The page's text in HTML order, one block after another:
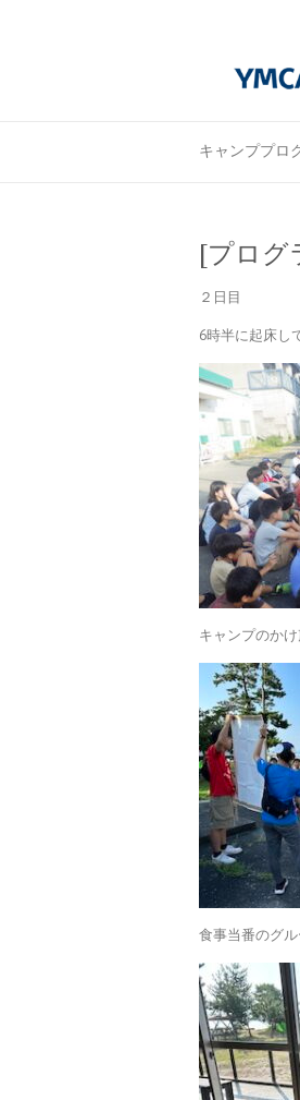
キャンププロ
[プログ
２日目
6時半に起床し
キャンプのか
食事当番のグ